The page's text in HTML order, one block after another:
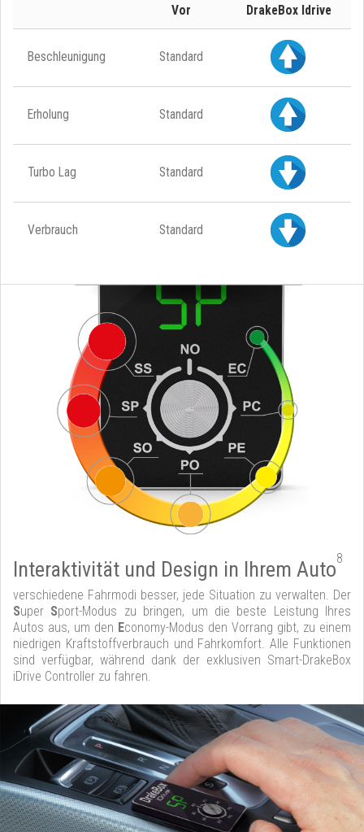
Vor DrakeBox Idrive
Beschleunigung Standard
Erholung Standard
Turbo Lag Standard
Verbrauch Standard
Interaktivität und Design in Ihrem Auto8
verschiedene Fahrmodi besser, jede Situation zu verwalten. Der
Super Sport-Modus zu bringen, um die beste Leistung Ihres
Autos aus, um den Economy-Modus den Vorrang gibt, zu einem
niedrigen Kraftstoffverbrauch und Fahrkomfort. Alle Funktionen
sind verfügbar, während dank der exklusiven Smart-DrakeBox
iDrive Controller zu fahren.